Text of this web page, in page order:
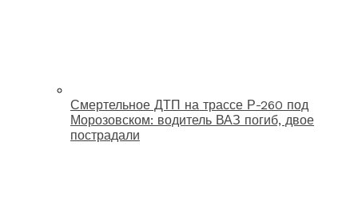
Смертельное ДТП на трассе Р-260 под
Морозовском: водитель ВАЗ погиб, двое
пострадали